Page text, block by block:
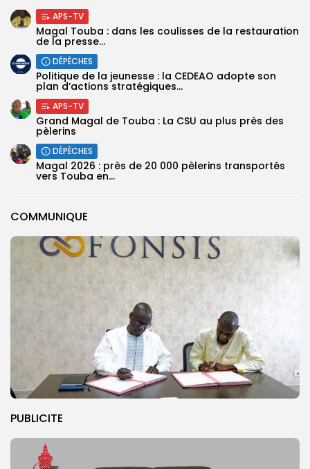
COMMUNIQUE
PUBLICITE
APS-TV
Magal Touba : dans les coulisses de la restauration
de la presse...
DÉPÊCHES
Politique de la jeunesse : la CEDEAO adopte son
plan d’actions stratégiques...
APS-TV
Grand Magal de Touba : La CSU au plus près des
pèlerins
DÉPÊCHES
Magal 2026 : près de 20 000 pèlerins transportés
vers Touba en...